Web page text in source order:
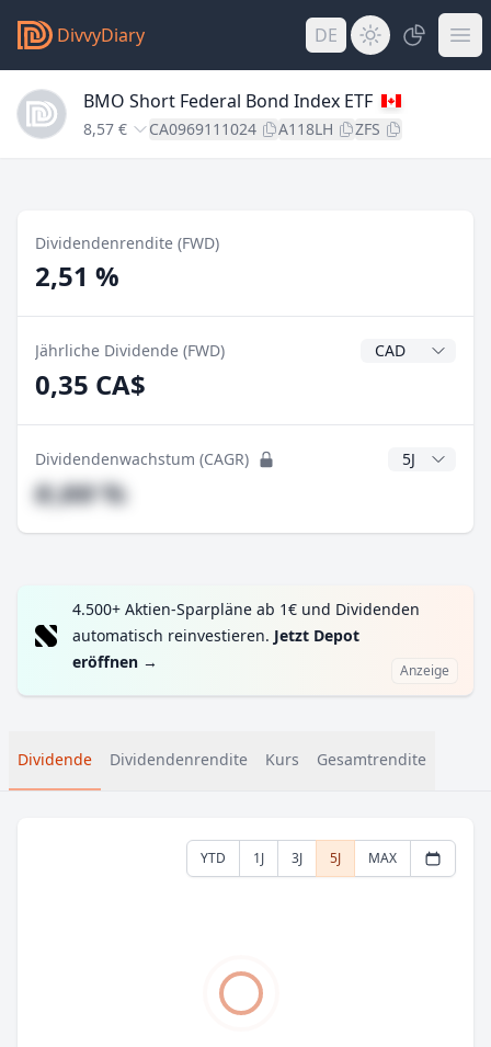
DivvyDiary DE
BMO Short Federal Bond Index ETF
8,57 € CA0969111024 A118LH ZFS
Dividendenrendite (FWD)
2,51 %
Jährliche Dividende (FWD)
0,35 CA$
Dividendenwachstum (CAGR) CAGR Jahre
#,## %
4.500+ Aktien-Sparpläne ab 1€ und Dividenden
automatisch reinvestieren. Jetzt Depot
eröffnen → Anzeige
Dividende Dividendenrendite Kurs Gesamtrendite
YTD 1J 3J 5J MAX